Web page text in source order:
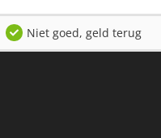
Niet goed, geld terug